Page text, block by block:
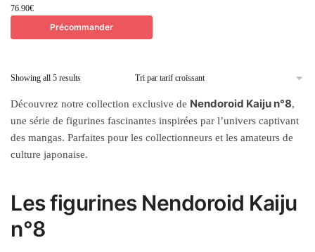
76.90€
Précommander
Showing all 5 results
Découvrez notre collection exclusive de Nendoroid Kaiju n°8,
une série de figurines fascinantes inspirées par l’univers captivant
des mangas. Parfaites pour les collectionneurs et les amateurs de
culture japonaise.
Les figurines Nendoroid Kaiju
n°8